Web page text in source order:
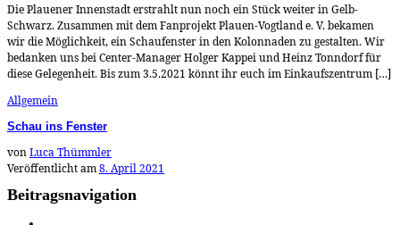
Die Plauener Innenstadt erstrahlt nun noch ein Stück weiter in Gelb-
Schwarz. Zusammen mit dem Fanprojekt Plauen-Vogtland e. V. bekamen
wir die Möglichkeit, ein Schaufenster in den Kolonnaden zu gestalten. Wir
bedanken uns bei Center-Manager Holger Kappei und Heinz Tonndorf für
diese Gelegenheit. Bis zum 3.5.2021 könnt ihr euch im Einkaufszentrum […]
Allgemein
Schau ins Fenster
vonLuca Thümmler
Veröffentlicht am8. April 2021
Beitragsnavigation